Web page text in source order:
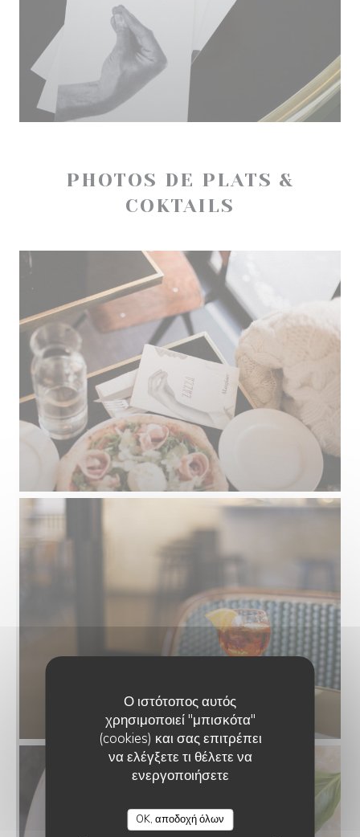
Ο ιστότοπος αυτός
χρησιμοποιεί "μπισκότα"
(cookies) και σας επιτρέπει
να ελέγξετε τι θέλετε να
ενεργοποιήσετε
OK, αποδοχή όλων
PHOTOS DE PLATS &
COKTAILS